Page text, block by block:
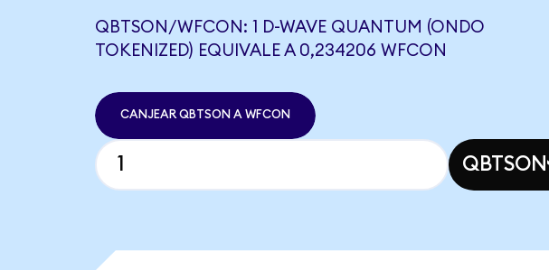
QBTSON/WFCON: 1 D-WAVE QUANTUM (ONDO
TOKENIZED) EQUIVALE A 0,234206 WFCON
CANJEAR QBTSON A WFCON
QBTSON